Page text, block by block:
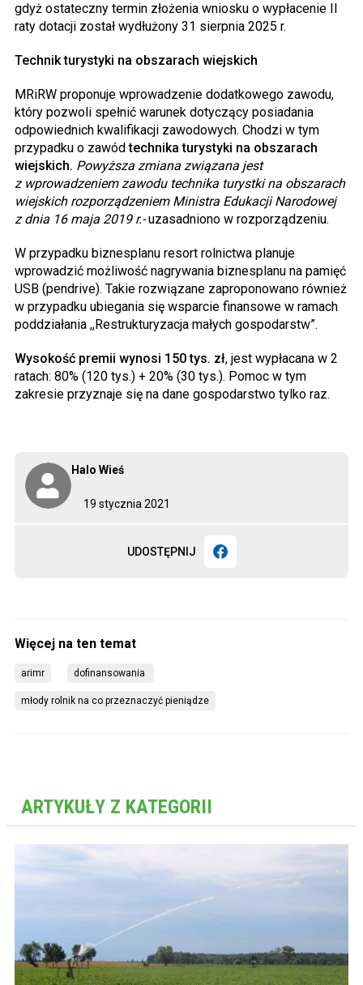
19 stycznia 2021
Halo Wieś
UDOSTĘPNIJ
gdyż ostateczny termin złożenia wniosku o wypłacenie II
raty dotacji został wydłużony 31 sierpnia 2025 r.
Technik turystyki na obszarach wiejskich
MRiRW proponuje wprowadzenie dodatkowego zawodu,
który pozwoli spełnić warunek dotyczący posiadania
odpowiednich kwalifikacji zawodowych. Chodzi w tym
przypadku o zawódtechnika turystyki na obszarach
wiejskich. Powyższa zmiana związana jest
z wprowadzeniem zawodu technika turystki na obszarach
wiejskich rozporządzeniem Ministra Edukacji Narodowej
z dnia 16 maja 2019 r.-uzasadniono w rozporządzeniu.
W przypadku biznesplanu resort rolnictwa planuje
wprowadzić możliwość nagrywania biznesplanu na pamięć
USB (pendrive). Takie rozwiązane zaproponowano również
w przypadku ubiegania się wsparcie finansowe w ramach
poddziałania ,,Restrukturyzacja małych gospodarstw”.
Wysokość premii wynosi 150 tys. zł, jest wypłacana w 2
ratach: 80% (120 tys.) + 20% (30 tys.). Pomoc w tym
zakresie przyznaje się na dane gospodarstwo tylko raz.
arimr dofinansowania
młody rolnik na co przeznaczyć pieniądze
ARTYKUŁY Z KATEGORII